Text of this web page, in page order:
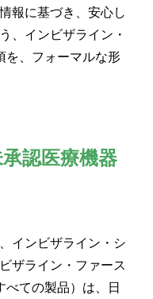
報に基づき、安心し
、インビザライン・
を、フォーマルな形
認医療機器
インビザライン・シ
ザライン・ファース
べての製品）は、日